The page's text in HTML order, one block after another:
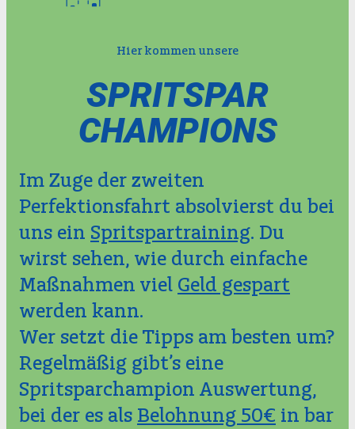
Hier kommen unsere
SPRITSPAR
CHAMPIONS
Im Zuge der zweiten
Perfektionsfahrt absolvierst du bei
uns ein Spritspartraining. Du
wirst sehen, wie durch einfache
Maßnahmen viel Geld gespart
werden kann.
Wer setzt die Tipps am besten um?
Regelmäßig gibt’s eine
Spritsparchampion Auswertung,
bei der es als Belohnung 50€ in bar